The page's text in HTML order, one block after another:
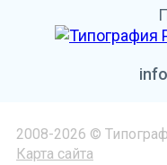
2008-2026 ©
Карта сайта